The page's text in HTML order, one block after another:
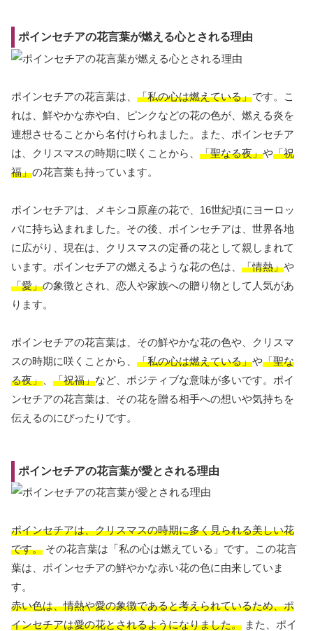
ポインセチアの花言葉が燃える心とされる理由
ポインセチアの花言葉は、 「私の心は燃えている」です。こ
れは、鮮やかな赤や白、ピンクなどの花の色が、燃える炎を
連想させることから名付けられました。また、ポインセチア
は、クリスマスの時期に咲くことから、 「聖なる夜」や「祝
福」の花言葉も持っています。
ポインセチアは、メキシコ原産の花で、16世紀頃にヨーロッ
パに持ち込まれました。その後、ポインセチアは、世界各地
に広がり、現在は、クリスマスの定番の花として親しまれて
います。ポインセチアの燃えるような花の色は、 「情熱」や
「愛」の象徴とされ、恋人や家族への贈り物として人気があ
ります。
ポインセチアの花言葉は、その鮮やかな花の色や、クリスマ
スの時期に咲くことから、 「私の心は燃えている」や「聖な
る夜」
「祝福」など、ポジティブな意味が多いです。ポイ
ンセチアの花言葉は、その花を贈る相手への想いや気持ちを
伝えるのにぴったりです。
ポインセチアの花言葉が愛とされる理由
ポインセチアは、クリスマスの時期に多く見られる美しい花
です。 その花言葉は「私の心は燃えている」です。この花言
葉は、ポインセチアの鮮やかな赤い花の色に由来していま
す。
赤い色は、情熱や愛の象徴であると考えられているため、ポ
インセチアは愛の花とされるようになりました。 また、ポイ